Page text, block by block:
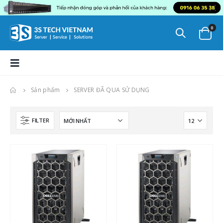
0
Sản phẩm SERVER ĐÃ QUA SỬ DỤNG
FILTER